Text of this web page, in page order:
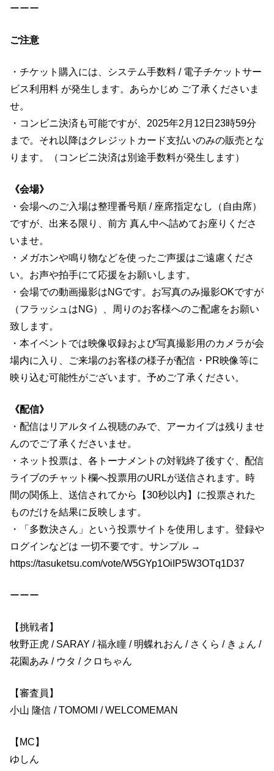
ーーー
ご注意
・チケット購入には、システム手数料 / 電子チケットサー
ビス利用料 が発生します。あらかじめ ご了承くださいま
せ。
・コンビニ決済も可能ですが、2025年2月12日23時59分
まで。それ以降はクレジットカード支払いのみの販売とな
ります。（コンビニ決済は別途手数料が発生します）
《会場》
・会場へのご入場は整理番号順 / 座席指定なし（自由席）
ですが、出来る限り、前方 真ん中へ詰めてお座りくださ
いませ。
・メガホンや鳴り物などを使ったご声援はご遠慮くださ
い。お声や拍手にて応援をお願いします。
・会場での動画撮影はNGです。お写真のみ撮影OKですが
（フラッシュはNG）、周りのお客様へのご配慮をお願い
致します。
・本イベントでは映像収録および写真撮影用のカメラが会
場内に入り、ご来場のお客様の様子が配信・PR映像等に
映り込む可能性がございます。予めご了承ください。
《配信》
・配信はリアルタイム視聴のみで、アーカイブは残りませ
んのでご了承くださいませ。
・ネット投票は、各トーナメントの対戦終了後すぐ、配信
ライブのチャット欄へ投票用のURLが送信されます。時
間の関係上、送信されてから【30秒以内】に投票された
ものだけを結果に反映します。
・「多数決さん」という投票サイトを使用します。登録や
ログインなどは 一切不要です。サンプル →
https://tasuketsu.com/vote/W5GYp1OiIP5W3OTq1D37
ーーー
【挑戦者】
牧野正虎 / SARAY / 福永瞳 / 明蝶れおん / さくら / きょん /
花園あみ / ウタ / クロちゃん
【審査員】
小山 隆信 / TOMOMI / WELCOMEMAN
【MC】
ゆしん